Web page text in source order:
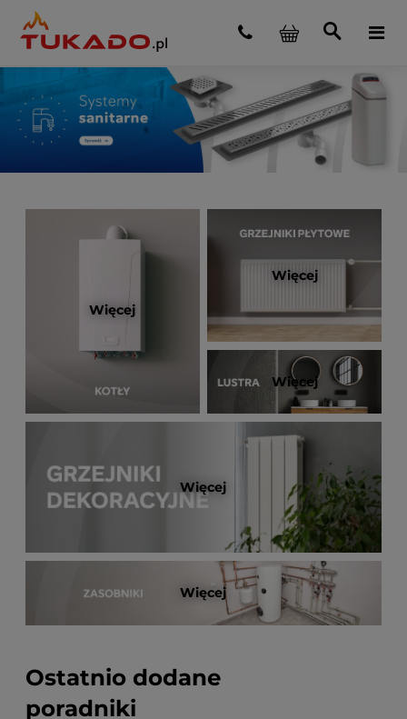
Więcej
Więcej
Więcej
Więcej
Więcej